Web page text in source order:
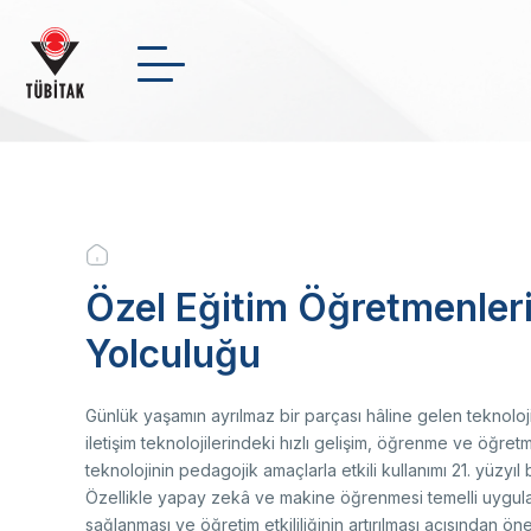
main
content
INSTITUTIONAL
FUNDS
SCHOLARSHIPS
News Archive
Video Gallery
Breadcrumb
Özel Eğitim
Yolculuğu
Günlük yaşamın ayrılmaz bir parçası hâline gelen
iletişim teknolojilerindeki hızlı gelişim, öğrenme ve
teknolojinin pedagojik amaçlarla etkili kullanımı 21.
Özellikle yapay zekâ ve makine öğrenmesi temelli
sağlanması ve öğretim etkililiğinin artırılması açısından